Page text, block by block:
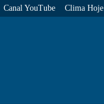
Canal YouTube Clima Hoje